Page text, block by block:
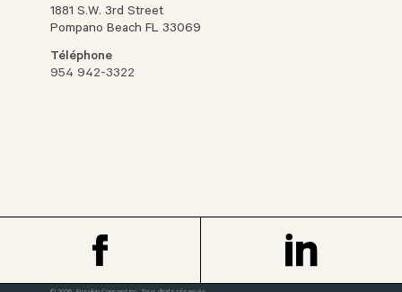
1881 S.W. 3rd Street
Pompano Beach FL 33069
Téléphone
954 942-3322